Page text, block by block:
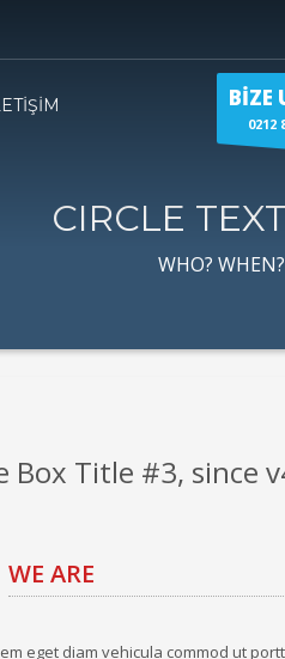
BİZE
0212
CIRCLE
WHO?
Box Title #3, since
WE ARE
eget diam vehicula commod ut